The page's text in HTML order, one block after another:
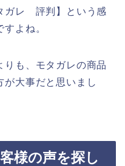
ガレ 評判】という感
よね。
りも、モタガレの商品
が大事だと思いまし
様の声を探し